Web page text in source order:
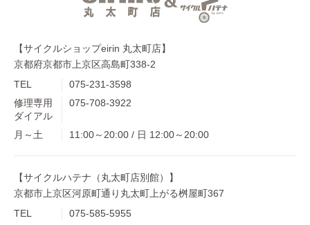
【サイクルショップeirin 丸太町店】
京都府京都市上京区高島町338-2
TEL
075-231-3598
修理専用
ダイアル
075-708-3922
月～土 11:00～20:00 / 日 12:00～20:00
【サイクルハテナ（丸太町店別館）】
京都市上京区河原町通り丸太町上がる桝屋町367
TEL
075-585-5955